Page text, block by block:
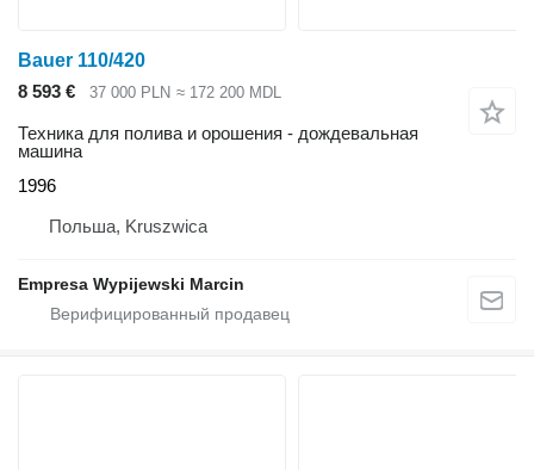
Bauer 110/420
8 593 €
37 000 PLN ≈ 172 200 MDL
Техника для полива и орошения - дождевальная
машина
1996
Польша, Kruszwica
Empresa Wypijewski Marcin